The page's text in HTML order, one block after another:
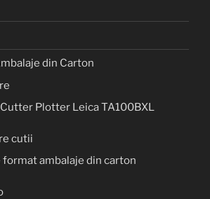
din Carton
Plotter Leica TA100BXL
cutii
format ambalaje din carton